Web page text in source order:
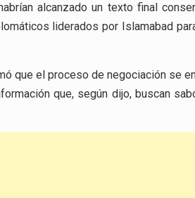
alcanzado un texto final
liderados por Islamabad
que el proceso de negociación se
que, según dijo, buscan